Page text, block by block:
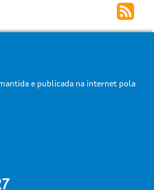
e publicada na internet pola